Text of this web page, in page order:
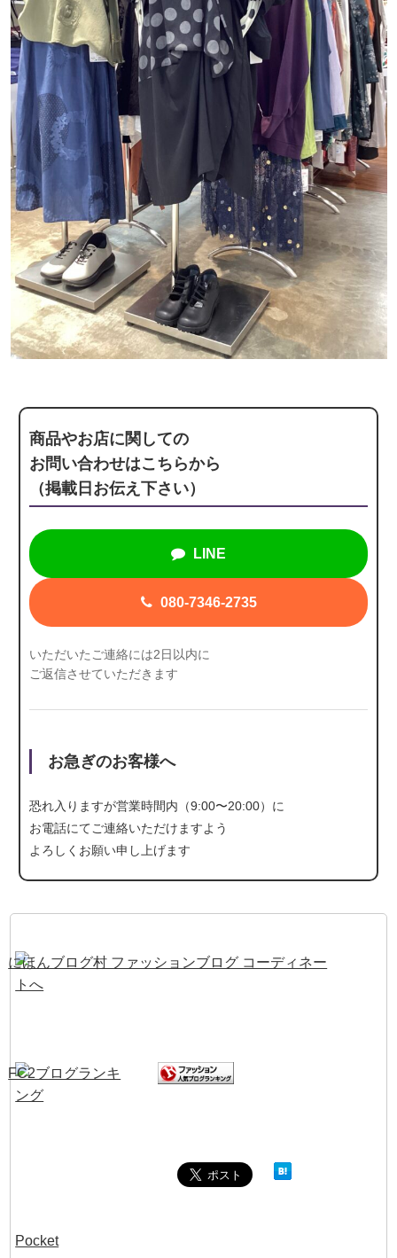
商品やお店に関しての
お問い合わせはこちらから
（掲載日お伝え下さい）
LINE
080-7346-2735
いただいたご連絡には2日以内に
ご返信させていただきます
お急ぎのお客様へ
恐れ入りますが営業時間内（9:00〜20:00）に
お電話にてご連絡いただけますよう
よろしくお願い申し上げます
Pocket